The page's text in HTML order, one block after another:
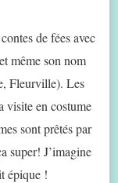
de fées avec
même son nom
Fleurville). Les
visite en costume
sont prêtés par
super! J’imagine
épique !